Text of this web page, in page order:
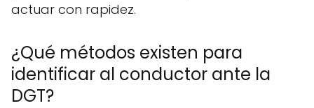
actuar con rapidez.
¿Qué métodos existen para
identificar al conductor ante la
DGT?